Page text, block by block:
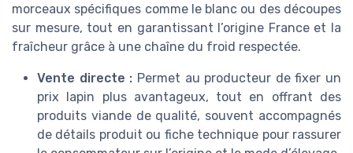
morceaux spécifiques comme le blanc ou des découpes
sur mesure, tout en garantissant l’origine France et la
fraîcheur grâce à une chaîne du froid respectée.
Vente directe : Permet au producteur de fixer un
prix lapin plus avantageux, tout en offrant des
produits viande de qualité, souvent accompagnés
de détails produit ou fiche technique pour rassurer